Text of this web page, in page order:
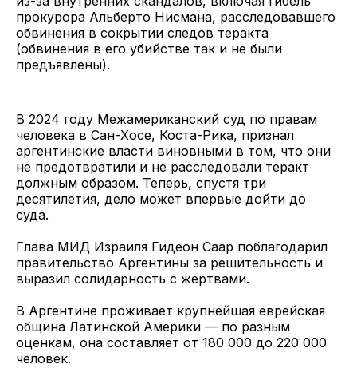
прокурора Альберто Нисмана, расследовавшего
обвинения в сокрытии следов теракта
(обвинения в его убийстве так и не были
предъявлены).
В 2024 году Межамериканский суд по правам
человека в Сан-Хосе, Коста-Рика, признал
аргентинские власти виновными в том, что они
не предотвратили и не расследовали теракт
должным образом. Теперь, спустя три
десятилетия, дело может впервые дойти до
суда.
Глава МИД Израиля Гидеон Саар поблагодарил
правительство Аргентины за решительность и
выразил солидарность с жертвами.
В Аргентине проживает крупнейшая еврейская
община Латинской Америки — по разным
оценкам, она составляет от 180 000 до 220 000
человек.